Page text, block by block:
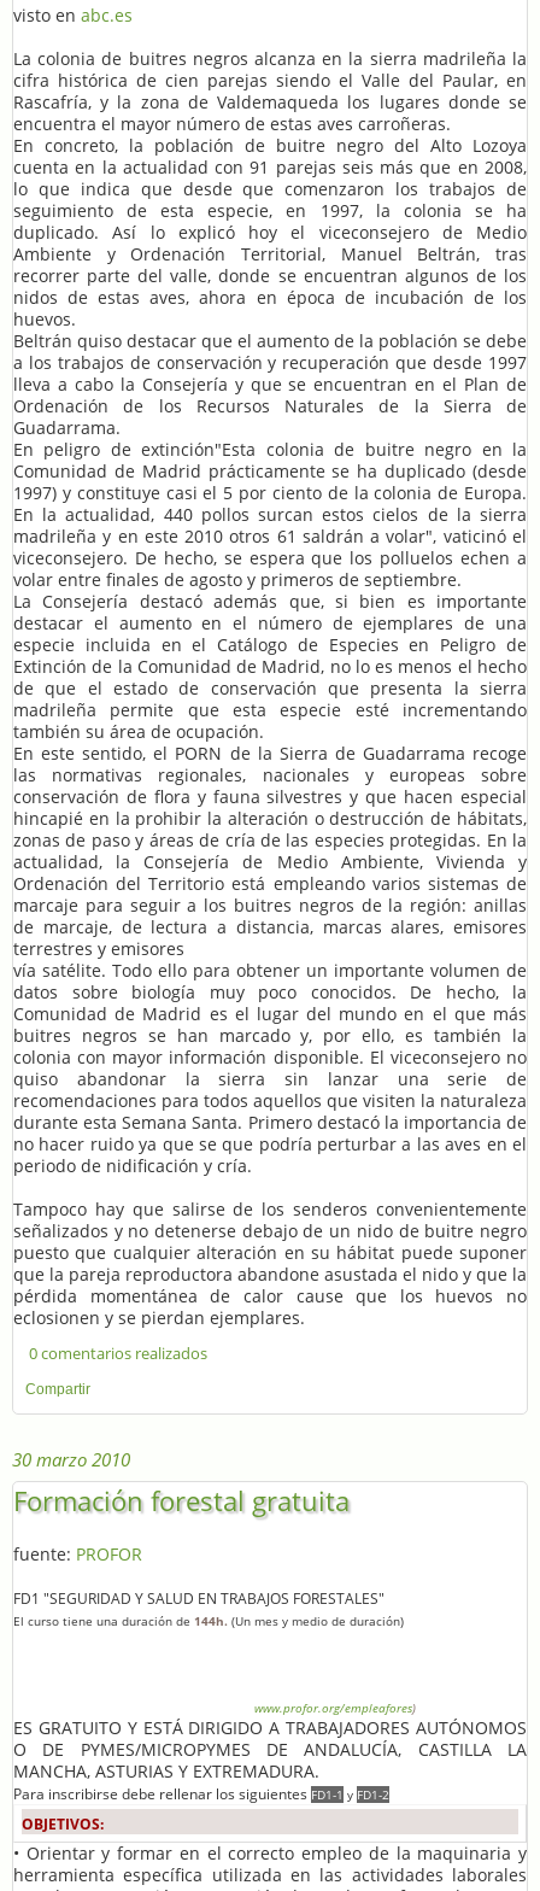
visto en abc.es
La colonia de buitres negros alcanza en la sierra madrileña la
cifra histórica de cien parejas siendo el Valle del Paular, en
Rascafría, y la zona de Valdemaqueda los lugares donde se
encuentra el mayor número de estas aves carroñeras.
En concreto, la población de buitre negro del Alto Lozoya
cuenta en la actualidad con 91 parejas seis más que en 2008,
lo que indica que desde que comenzaron los trabajos de
seguimiento de esta especie, en 1997, la colonia se ha
duplicado. Así lo explicó hoy el viceconsejero de Medio
Ambiente y Ordenación Territorial, Manuel Beltrán, tras
recorrer parte del valle, donde se encuentran algunos de los
nidos de estas aves, ahora en época de incubación de los
huevos.
Beltrán quiso destacar que el aumento de la población se debe
a los trabajos de conservación y recuperación que desde 1997
lleva a cabo la Consejería y que se encuentran en el Plan de
Ordenación de los Recursos Naturales de la Sierra de
Guadarrama.
En peligro de extinción"Esta colonia de buitre negro en la
Comunidad de Madrid prácticamente se ha duplicado (desde
1997) y constituye casi el 5 por ciento de la colonia de Europa.
En la actualidad, 440 pollos surcan estos cielos de la sierra
madrileña y en este 2010 otros 61 saldrán a volar", vaticinó el
viceconsejero. De hecho, se espera que los polluelos echen a
volar entre finales de agosto y primeros de septiembre.
La Consejería destacó además que, si bien es importante
destacar el aumento en el número de ejemplares de una
especie incluida en el Catálogo de Especies en Peligro de
Extinción de la Comunidad de Madrid, no lo es menos el hecho
de que el estado de conservación que presenta la sierra
madrileña permite que esta especie esté incrementando
también su área de ocupación.
En este sentido, el PORN de la Sierra de Guadarrama recoge
las normativas regionales, nacionales y europeas sobre
conservación de flora y fauna silvestres y que hacen especial
hincapié en la prohibir la alteración o destrucción de hábitats,
zonas de paso y áreas de cría de las especies protegidas. En la
actualidad, la Consejería de Medio Ambiente, Vivienda y
Ordenación del Territorio está empleando varios sistemas de
marcaje para seguir a los buitres negros de la región: anillas
de marcaje, de lectura a distancia, marcas alares, emisores
terrestres y emisores
vía satélite. Todo ello para obtener un importante volumen de
datos sobre biología muy poco conocidos. De hecho, la
Comunidad de Madrid es el lugar del mundo en el que más
buitres negros se han marcado y, por ello, es también la
colonia con mayor información disponible. El viceconsejero no
quiso abandonar la sierra sin lanzar una serie de
recomendaciones para todos aquellos que visiten la naturaleza
durante esta Semana Santa. Primero destacó la importancia de
no hacer ruido ya que se que podría perturbar a las aves en el
periodo de nidificación y cría.
Tampoco hay que salirse de los senderos convenientemente
señalizados y no detenerse debajo de un nido de buitre negro
puesto que cualquier alteración en su hábitat puede suponer
que la pareja reproductora abandone asustada el nido y que la
pérdida momentánea de calor cause que los huevos no
eclosionen y se pierdan ejemplares.
0 comentarios realizados
Compartir
30 marzo 2010
Formación forestal gratuita
fuente: PROFOR
FD1 "SEGURIDAD Y SALUD EN TRABAJOS FORESTALES"
El curso tiene una duración de 144h. (Un mes y medio de duración)
www.profor.org/empleafores)
ES GRATUITO Y ESTÁ DIRIGIDO A TRABAJADORES AUTÓNOMOS
O DE PYMES/MICROPYMES DE ANDALUCÍA, CASTILLA LA
MANCHA, ASTURIAS Y EXTREMADURA.
Para inscribirse debe rellenar los siguientes FD1-1 y FD1-2
OBJETIVOS:
• Orientar y formar en el correcto empleo de la maquinaria y
herramienta específica utilizada en las actividades laborales